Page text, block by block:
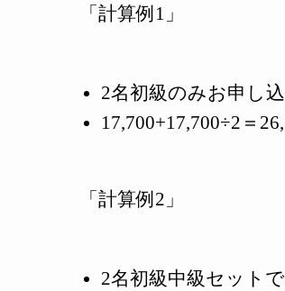
「計算例 1 」
2名初級のみお申し
17,700+17,700÷2 ＝
「計算例 2 」
2名初級中級セット